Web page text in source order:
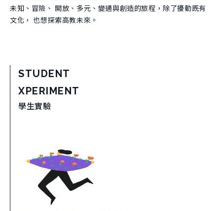
未知、冒險、 開放、多元、變通與創造的旅程，除了擾動既有
文化， 也想探索高教未來。
STUDENT
XPERIMENT
學生實驗